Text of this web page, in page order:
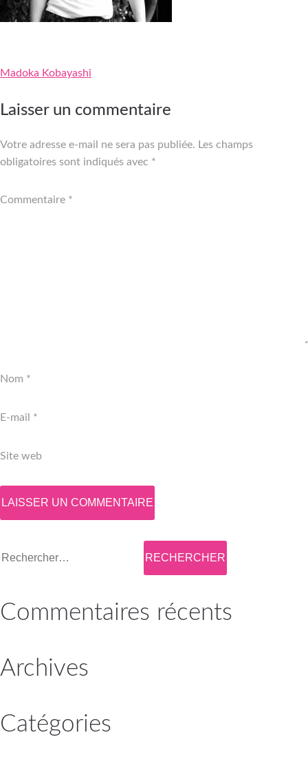
Navigation
de
l’article
Madoka Kobayashi
Laisser un commentaire
Votre adresse e-mail ne sera pas publiée. Les champs
obligatoires sont indiqués avec *
Commentaire *
Nom *
E-mail *
Site web
Commentaires récents
Archives
Catégories